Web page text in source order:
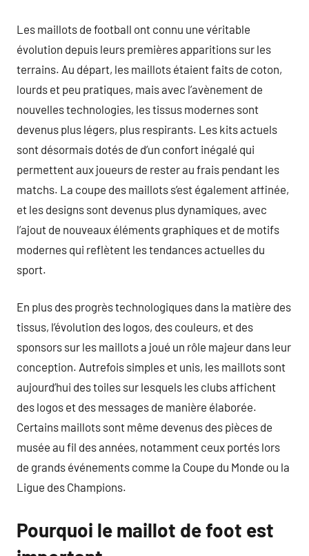
Les maillots de football ont connu une véritable
évolution depuis leurs premières apparitions sur les
terrains. Au départ, les maillots étaient faits de coton,
lourds et peu pratiques, mais avec l’avènement de
nouvelles technologies, les tissus modernes sont
devenus plus légers, plus respirants. Les kits actuels
sont désormais dotés de d’un confort inégalé qui
permettent aux joueurs de rester au frais pendant les
matchs. La coupe des maillots s’est également affinée,
et les designs sont devenus plus dynamiques, avec
l’ajout de nouveaux éléments graphiques et de motifs
modernes qui reflètent les tendances actuelles du
sport.
En plus des progrès technologiques dans la matière des
tissus, l’évolution des logos, des couleurs, et des
sponsors sur les maillots a joué un rôle majeur dans leur
conception. Autrefois simples et unis, les maillots sont
aujourd’hui des toiles sur lesquels les clubs affichent
des logos et des messages de manière élaborée.
Certains maillots sont même devenus des pièces de
musée au fil des années, notamment ceux portés lors
de grands événements comme la Coupe du Monde ou la
Ligue des Champions.
Pourquoi le maillot de foot est